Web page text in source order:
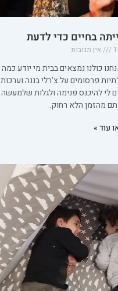
בחיים כדי לדעת
אין תגובות
כולנו נמצאים בבית מי יודע כמה
פרסומים על צ'רלי בננה וערכות
לי להיכנס פנימה ולגלות שלמעשה
מהזמן הלא רחוק.
עוד »